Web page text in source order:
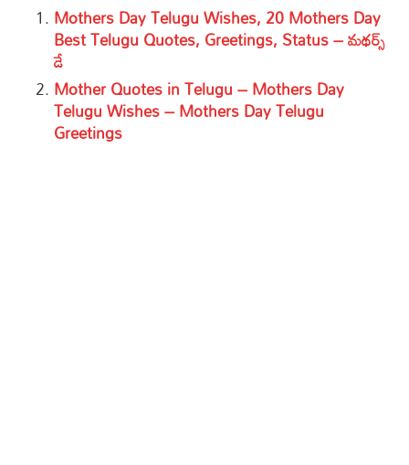
Mothers Day Telugu Wishes, 20 Mothers Day
Best Telugu Quotes, Greetings, Status – మథర్స్
డే
Mother Quotes in Telugu – Mothers Day
Telugu Wishes – Mothers Day Telugu
Greetings